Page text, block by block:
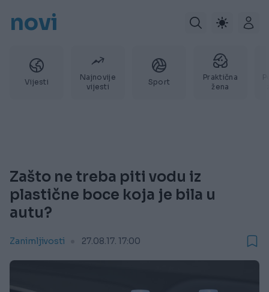
novi
Vijesti
Najnovije
vijesti
Sport
Praktična
žena
Zašto ne treba piti vodu iz
plastične boce koja je bila u
autu?
Zanimljivosti 27.08.17. 17:00